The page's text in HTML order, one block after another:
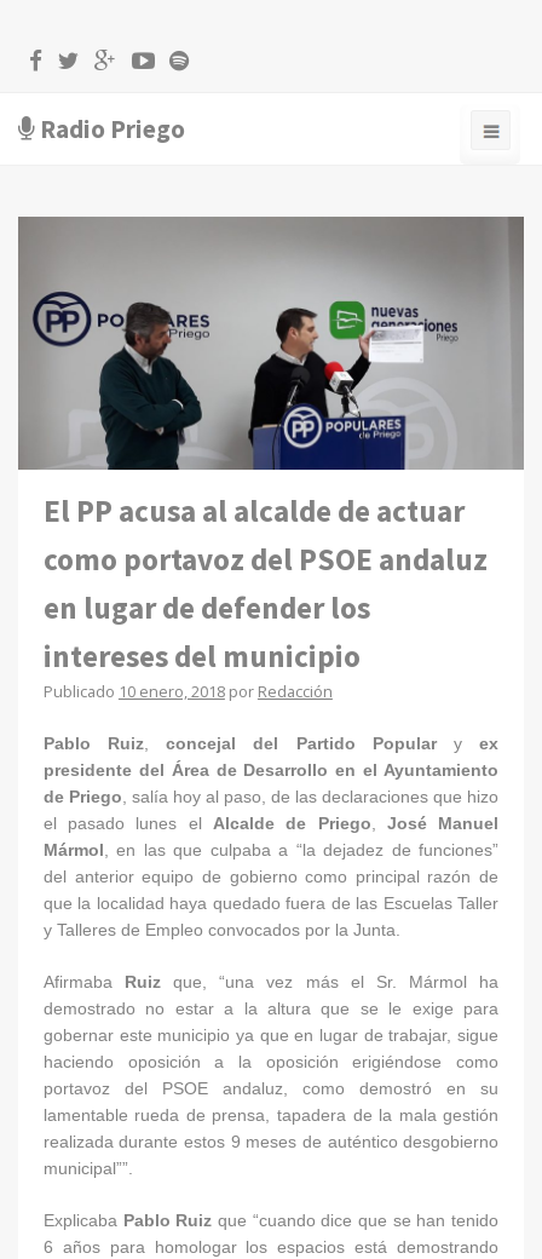
Radio Priego
El PP acusa al alcalde de actuar
como portavoz del PSOE andaluz
en lugar de defender los
intereses del municipio
Publicado 10 enero, 2018por Redacción
Pablo Ruiz ,concejal del Partido Popular yex
presidente del Área de Desarrollo en el Ayuntamiento
de Priego , salía hoy al paso, de las declaraciones que hizo
el pasado lunes el Alcalde de Priego
José Manuel
Mármol , en las que culpaba a “la dejadez de funciones”
del anterior equipo de gobierno como principal razón de
que la localidad haya quedado fuera de las Escuelas Taller
y Talleres de Empleo convocados por la Junta.
Afirmaba Ruiz que, “una vez más el Sr. Mármol ha
demostrado no estar a la altura que se le exige para
gobernar este municipio ya que en lugar de trabajar, sigue
haciendo oposición a la oposición erigiéndose como
portavoz del PSOE andaluz, como demostró en su
lamentable rueda de prensa, tapadera de la mala gestión
realizada durante estos 9 meses de auténtico desgobierno
municipal””.
Explicaba Pablo Ruiz que “cuando dice que se han tenido
6 años para homologar los espacios está demostrando